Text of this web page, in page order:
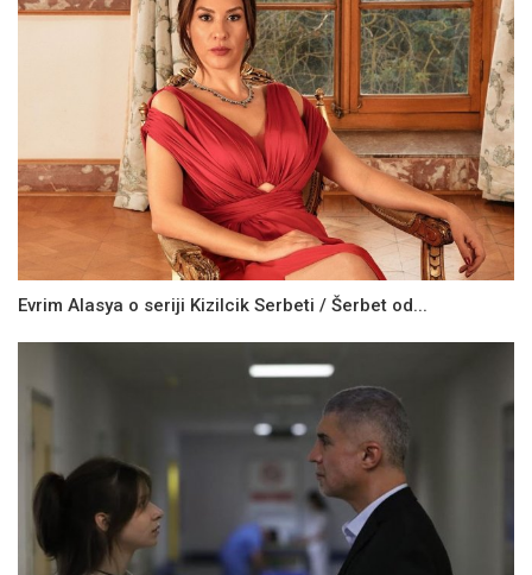
Evrim Alasya o seriji Kizilcik Serbeti / Šerbet od...